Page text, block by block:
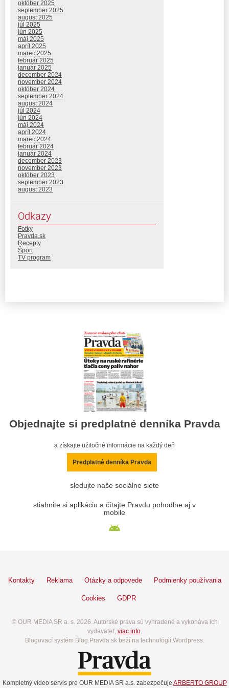
október 2025
september 2025
august 2025
júl 2025
jún 2025
máj 2025
apríl 2025
marec 2025
február 2025
január 2025
december 2024
november 2024
október 2024
september 2024
august 2024
júl 2024
jún 2024
máj 2024
apríl 2024
marec 2024
február 2024
január 2024
december 2023
november 2023
október 2023
september 2023
august 2023
Odkazy
Fotky
Pravda.sk
Recepty
Šport
TV program
Objednajte si predplatné denníka Pravda
a získajte užitočné informácie na každý deň
Predplatné denníka Pravda
sledujte naše sociálne siete
stiahnite si aplikáciu a čítajte Pravdu pohodlne aj v
mobile
Kontakty Reklama Otázky a odpovede Podmienky používania
Cookies GDPR
© OUR MEDIA SR a. s. 2026. Autorské práva sú vyhradené a vykonáva ich
vydavateľ, viac info.
Blogovací systém Blog.Pravda.sk beží na technológií Wordpress.
Kompletný video servis pre OUR MEDIA SR a.s. zabezpečuje ARBERTO GROUP